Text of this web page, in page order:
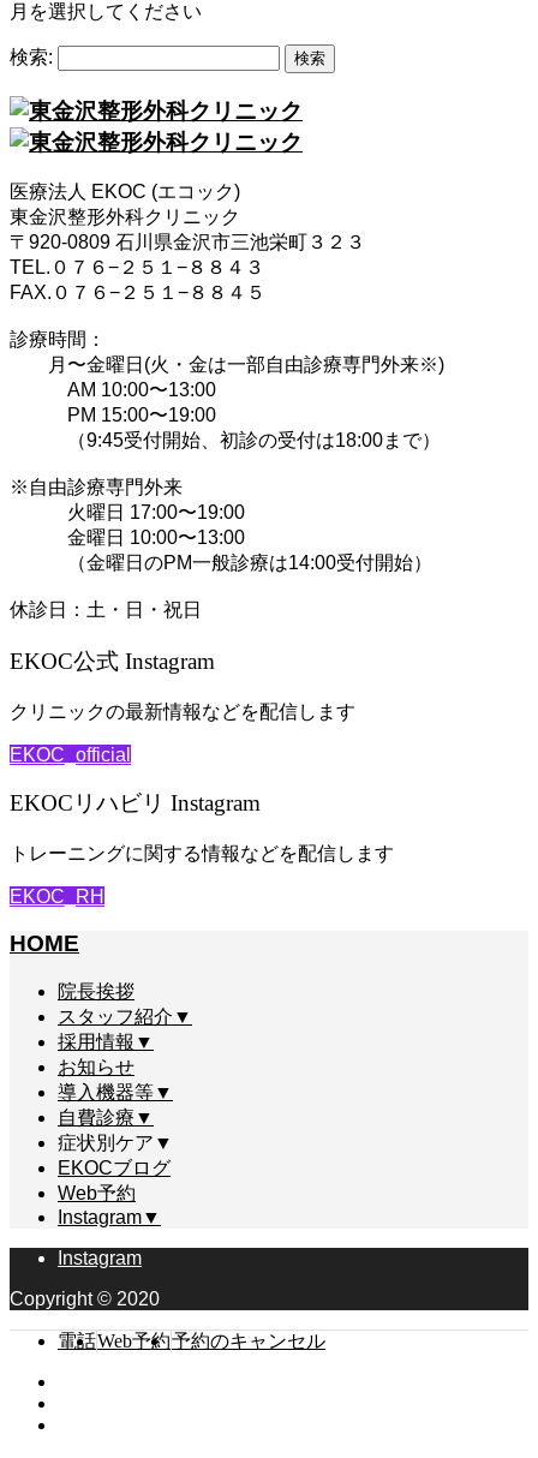
月を選択してください
検索:
医療法人 EKOC (エコック)
東金沢整形外科クリニック
〒920-0809 石川県金沢市三池栄町３２３
TEL.０７６−２５１−８８４３
FAX.０７６−２５１−８８４５
診療時間：
月〜金曜日(火・金は一部自由診療専門外来※)
AM 10:00〜13:00
PM 15:00〜19:00
（9:45受付開始、初診の受付は18:00まで）
※自由診療専門外来
火曜日 17:00〜19:00
金曜日 10:00〜13:00
（金曜日のPM一般診療は14:00受付開始）
休診日：土・日・祝日
EKOC公式 Instagram
クリニックの最新情報などを配信します
EKOC_official
EKOCリハビリ Instagram
トレーニングに関する情報などを配信します
EKOC_RH
HOME
院長挨拶
スタッフ紹介▼
採用情報▼
お知らせ
導入機器等▼
自費診療▼
症状別ケア▼
EKOCブログ
Web予約
Instagram▼
Instagram
Copyright © 2020
電話Web予約予約のキャンセル